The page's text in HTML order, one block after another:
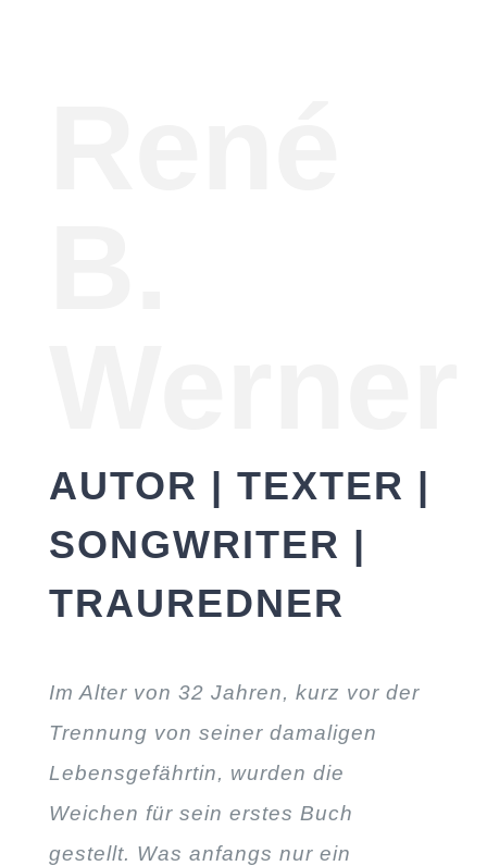
AUTOR | TEXTER |
SONGWRITER |
TRAUREDNER
Im Alter von 32 Jahren, kurz vor der
Trennung von seiner damaligen
Lebensgefährtin, wurden die
Weichen für sein erstes Buch
gestellt. Was anfangs nur ein